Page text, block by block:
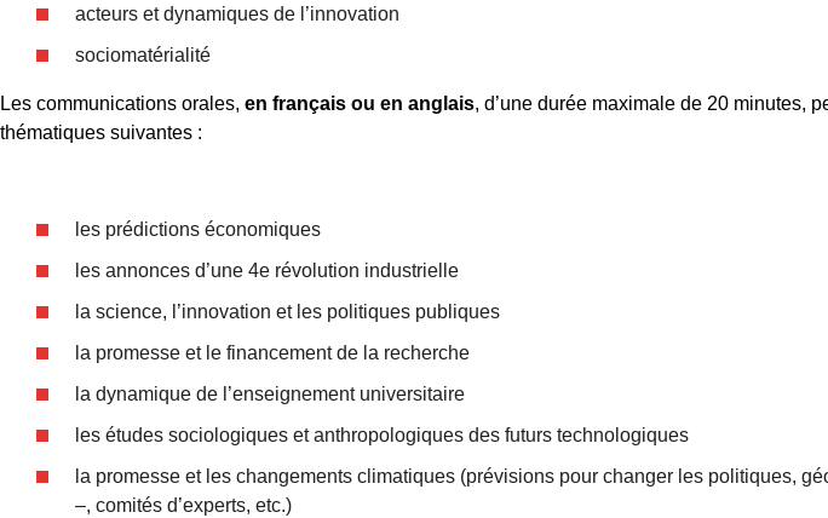
acteurs et dynamiques de l’innovation
sociomatérialité
Les communications orales, en français ou en anglais, d’une durée maximale de 20 minutes,
thématiques suivantes :
les prédictions économiques
les annonces d’une 4e révolution industrielle
la science, l’innovation et les politiques publiques
la promesse et le financement de la recherche
la dynamique de l’enseignement universitaire
les études sociologiques et anthropologiques des futurs technologiques
la promesse et les changements climatiques (prévisions pour changer les politiques,
–, comités d’experts, etc.)